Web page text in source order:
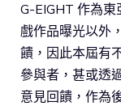
G-EIGHT 作為
戲作品曝光以外
饋，因此本屆有
參與者，甚或透
意見回饋，作為